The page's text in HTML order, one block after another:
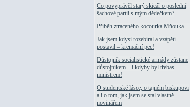
Co povyprávěl starý skicář o poslední
šachové partii s mým dědečkem?
Příběh ztraceného kocourka Mňouka…
Jak jsem kdysi rozebíral a vzápětí
postavil – kremační pec!
Důstojník socialistické armády zůstane
důstojníkem – i kdyby byl třebas
ministrem!
O studentské lásce, o tajném biskupovi
a i o tom, jak jsem se stal vlastně
novinářem